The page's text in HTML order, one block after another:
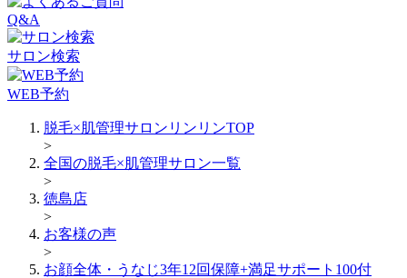
Q&A
サロン検索
WEB予約
脱毛×肌管理サロンリンリンTOP
>
全国の脱毛×肌管理サロン一覧
>
徳島店
>
お客様の声
>
お顔全体・うなじ3年12回保障+満足サポート100付